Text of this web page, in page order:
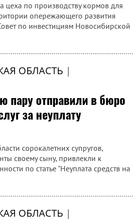
цеха по производству кормов для
опережающего развития
по инвестициям Новосибирской
ОБЛАСТЬ |
пару отправили в бюро
за неуплату
сорокалетних супругов,
своему сыну, привлекли к
по статье "Неуплата средств на
ОБЛАСТЬ |